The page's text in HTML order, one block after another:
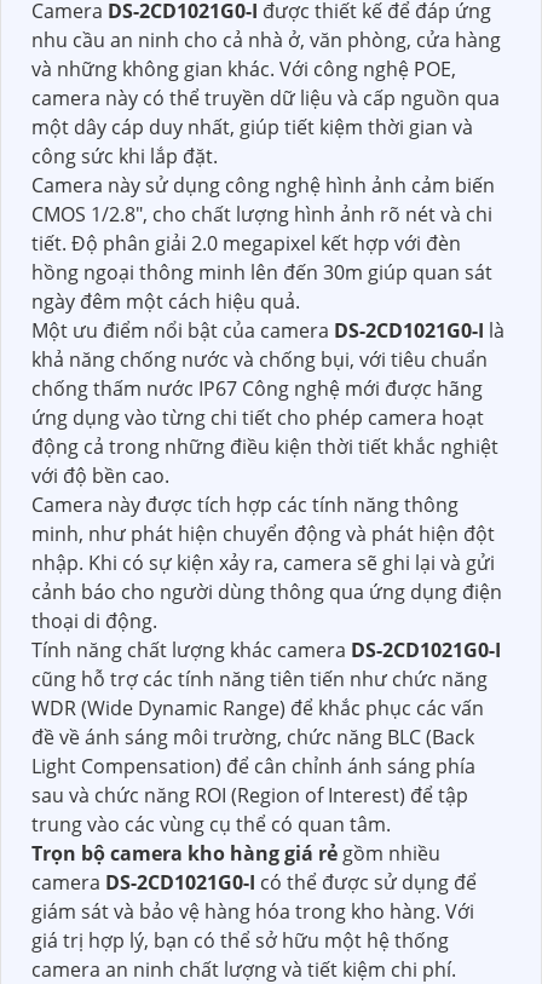
Camera DS-2CD1021G0-I được thiết kế để đáp ứng
nhu cầu an ninh cho cả nhà ở, văn phòng, cửa hàng
và những không gian khác. Với công nghệ POE,
camera này có thể truyền dữ liệu và cấp nguồn qua
một dây cáp duy nhất, giúp tiết kiệm thời gian và
công sức khi lắp đặt.
Camera này sử dụng công nghệ hình ảnh cảm biến
CMOS 1/2.8", cho chất lượng hình ảnh rõ nét và chi
tiết. Độ phân giải 2.0 megapixel kết hợp với đèn
hồng ngoại thông minh lên đến 30m giúp quan sát
ngày đêm một cách hiệu quả.
Một ưu điểm nổi bật của camera DS-2CD1021G0-I là
khả năng chống nước và chống bụi, với tiêu chuẩn
chống thấm nước IP67 Công nghệ mới được hãng
ứng dụng vào từng chi tiết cho phép camera hoạt
động cả trong những điều kiện thời tiết khắc nghiệt
với độ bền cao.
Camera này được tích hợp các tính năng thông
minh, như phát hiện chuyển động và phát hiện đột
nhập. Khi có sự kiện xảy ra, camera sẽ ghi lại và gửi
cảnh báo cho người dùng thông qua ứng dụng điện
thoại di động.
Tính năng chất lượng khác camera DS-2CD1021G0-I
cũng hỗ trợ các tính năng tiên tiến như chức năng
WDR (Wide Dynamic Range) để khắc phục các vấn
đề về ánh sáng môi trường, chức năng BLC (Back
Light Compensation) để cân chỉnh ánh sáng phía
sau và chức năng ROI (Region of Interest) để tập
trung vào các vùng cụ thể có quan tâm.
Trọn bộ camera kho hàng giá rẻ gồm nhiều
camera DS-2CD1021G0-I có thể được sử dụng để
giám sát và bảo vệ hàng hóa trong kho hàng. Với
giá trị hợp lý, bạn có thể sở hữu một hệ thống
camera an ninh chất lượng và tiết kiệm chi phí.